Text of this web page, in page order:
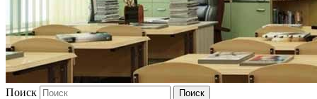
Поиск